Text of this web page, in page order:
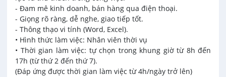
- Đam mê kinh doanh, bán hàng qua điện thoại.
- Giọng rõ ràng, dễ nghe, giao tiếp tốt.
- Thông thạo vi tính (Word, Excel).
• Hình thức làm việc: Nhân viên thời vụ
• Thời gian làm việc: tự chọn trong khung giờ từ 8h đến
17h (từ thứ 2 đến thứ 7).
(Đáp ứng được thời gian làm việc từ 4h/ngày trở lên)